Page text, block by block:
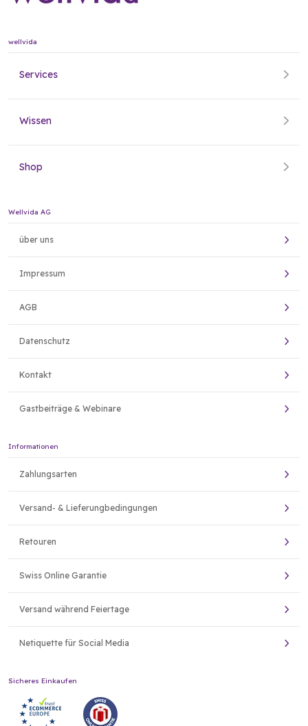
wellvida
Services
Wissen
Shop
Wellvida AG
über uns
Impressum
AGB
Datenschutz
Kontakt
Gastbeiträge & Webinare
Informationen
Zahlungsarten
Versand- & Lieferungbedingungen
Retouren
Swiss Online Garantie
Versand während Feiertage
Netiquette für Social Media
Sicheres Einkaufen